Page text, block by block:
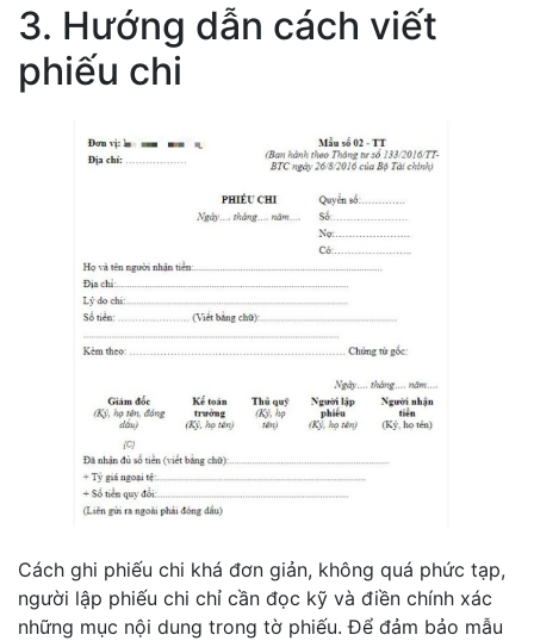
3. Hướng dẫn cách viết
phiếu chi
Cách ghi phiếu chi khá đơn giản, không quá phức tạp,
người lập phiếu chi chỉ cần đọc kỹ và điền chính xác
những mục nội dung trong tờ phiếu. Để đảm bảo mẫu